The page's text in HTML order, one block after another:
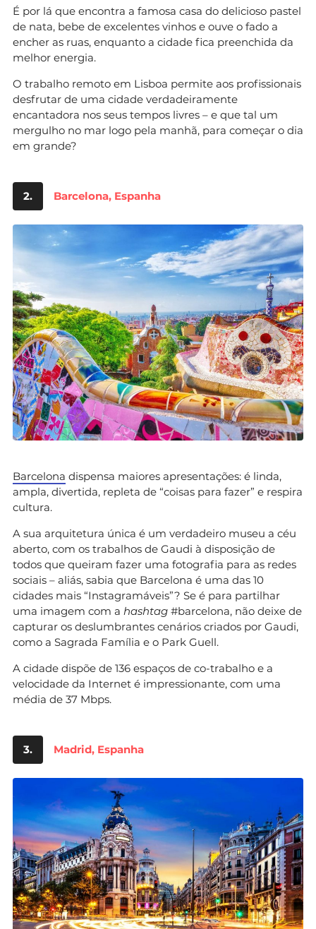
É por lá que encontra a famosa casa do delicioso pastel
de nata, bebe de excelentes vinhos e ouve o fado a
encher as ruas, enquanto a cidade fica preenchida da
melhor energia.
O trabalho remoto em Lisboa permite aos profissionais
desfrutar de uma cidade verdadeiramente
encantadora nos seus tempos livres – e que tal um
mergulho no mar logo pela manhã, para começar o dia
em grande?
2. Barcelona, Espanha
Barcelona dispensa maiores apresentações: é linda,
ampla, divertida, repleta de “coisas para fazer” e respira
cultura.
A sua arquitetura única é um verdadeiro museu a céu
aberto, com os trabalhos de Gaudi à disposição de
todos que queiram fazer uma fotografia para as redes
sociais – aliás, sabia que Barcelona é uma das 10
cidades mais “Instagramáveis”? Se é para partilhar
uma imagem com a hashtag #barcelona, não deixe de
capturar os deslumbrantes cenários criados por Gaudi,
como a Sagrada Família e o Park Guell.
A cidade dispõe de 136 espaços de co-trabalho e a
velocidade da Internet é impressionante, com uma
média de 37 Mbps.
3. Madrid, Espanha